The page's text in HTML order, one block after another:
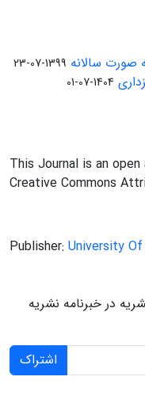
صورت سالانه 1399-07-23
1404-07-01
This Journal is an
Creative Commons
Publisher: University
در خبرنامه نشریه
اشتراک